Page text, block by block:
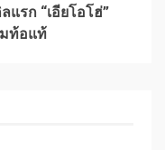
รก “เอียโอโฮ่”
ท้อแท้